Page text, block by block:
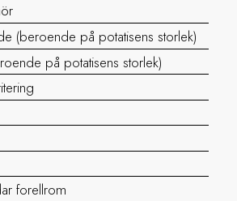
(beroende på potatisens storlek)
på potatisens storlek)
forellrom